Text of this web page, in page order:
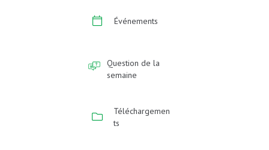
Événements
Question de la
semaine
Téléchargemen
ts